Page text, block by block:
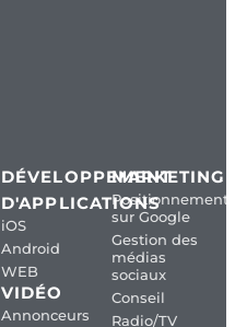
DÉVELOPPEMENT
D'APPLICATIONS
iOS
Android
WEB
VIDÉO
Annonceurs
MARKETING
Positionnement
sur Google
Gestion des
médias
sociaux
Conseil
Radio/TV